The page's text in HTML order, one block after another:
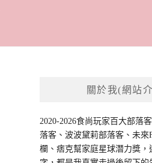
關於我(網站
2020-2026食尚玩家百大部落
落客、波波黛莉部落客、未來
欄、痞克幫家庭星球潛力獎，